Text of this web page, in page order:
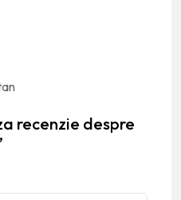
recenzie despre